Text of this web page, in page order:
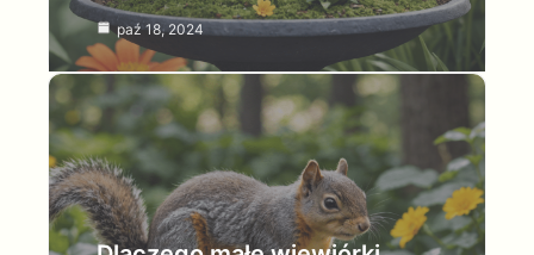
paź 18, 2024